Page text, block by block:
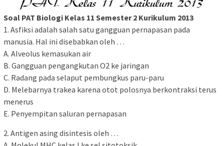
Soal PAT Biologi Kelas 11 Semester 2 Kurikulum 2013
1. Asfiksi adalah salah satu gangguan pernapasan pada
manusia. Hal ini disebabkan oleh …
A. Alveolus kemasukan air
B. Gangguan pengangkutan O2 ke jaringan
C. Radang pada selaput pembungkus paru-paru
D. Melebarnya trakea karena otot polosnya berkontraksi terus
menerus
E. Penyempitan saluran pernapasan
2. Antigen asing disintesis oleh …